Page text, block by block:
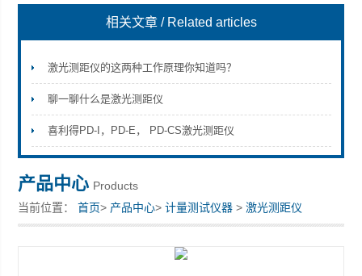
深圳市深博瑞仪器仪表有限公司
相关文章 / Related articles
激光测距仪的这两种工作原理你知道吗？
聊一聊什么是激光测距仪
喜利得PD-I，PD-E， PD-CS激光测距仪
产品中心 Products
当前位置：首页> 产品中心>计量测试仪器 >激光测距仪